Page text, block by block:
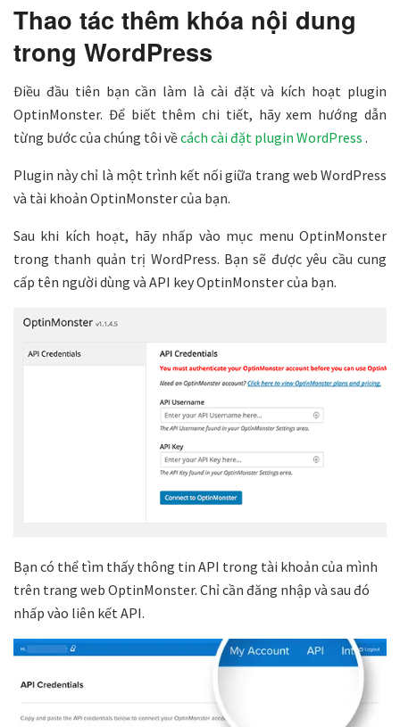
Thao tác thêm khóa nội dung
trong WordPress
Điều đầu tiên bạn cần làm là cài đặt và kích hoạt plugin
OptinMonster. Để biết thêm chi tiết, hãy xem hướng dẫn
từng bước của chúng tôi vềcách cài đặt plugin WordPress .
Plugin này chỉ là một trình kết nối giữa trang web WordPress
và tài khoản OptinMonster của bạn.
Sau khi kích hoạt, hãy nhấp vào mục menu OptinMonster
trong thanh quản trị WordPress. Bạn sẽ được yêu cầu cung
cấp tên người dùng và API key OptinMonster của bạn.
Bạn có thể tìm thấy thông tin API trong tài khoản của mình
trên trang web OptinMonster. Chỉ cần đăng nhập và sau đó
nhấp vào liên kết API.